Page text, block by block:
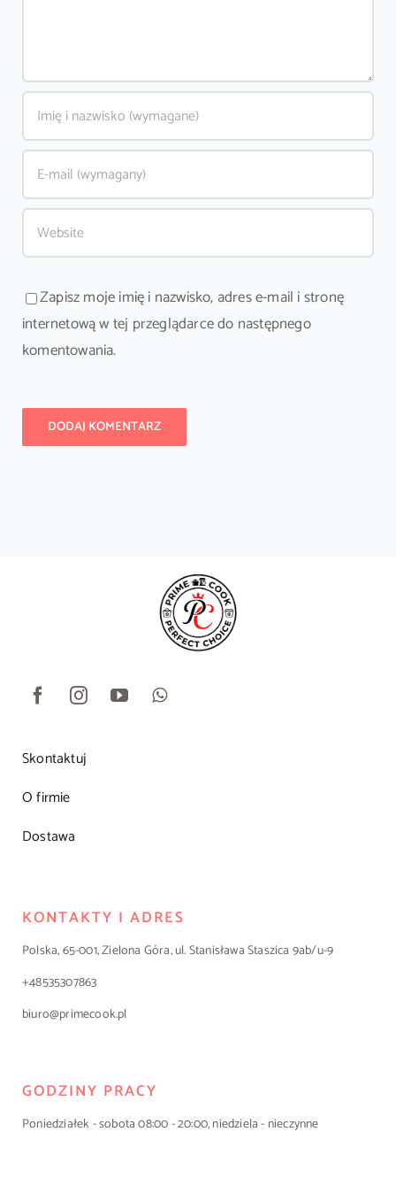
Zapisz moje imię i nazwisko, adres e-mail i stronę
internetową w tej przeglądarce do następnego
komentowania.
Skontaktuj
O firmie
Dostawa
KONTAKTY I ADRES
Polska, 65-001, Zielona Góra, ul. Stanisława Staszica 9ab/u-9
+48535307863
biuro@primecook.pl
GODZINY PRACY
Poniedziałek - sobota 08:00 - 20:00, niedziela - nieczynne